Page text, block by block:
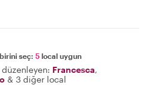
seç: 5 local uygun
Francesca,
& 3 diğer local